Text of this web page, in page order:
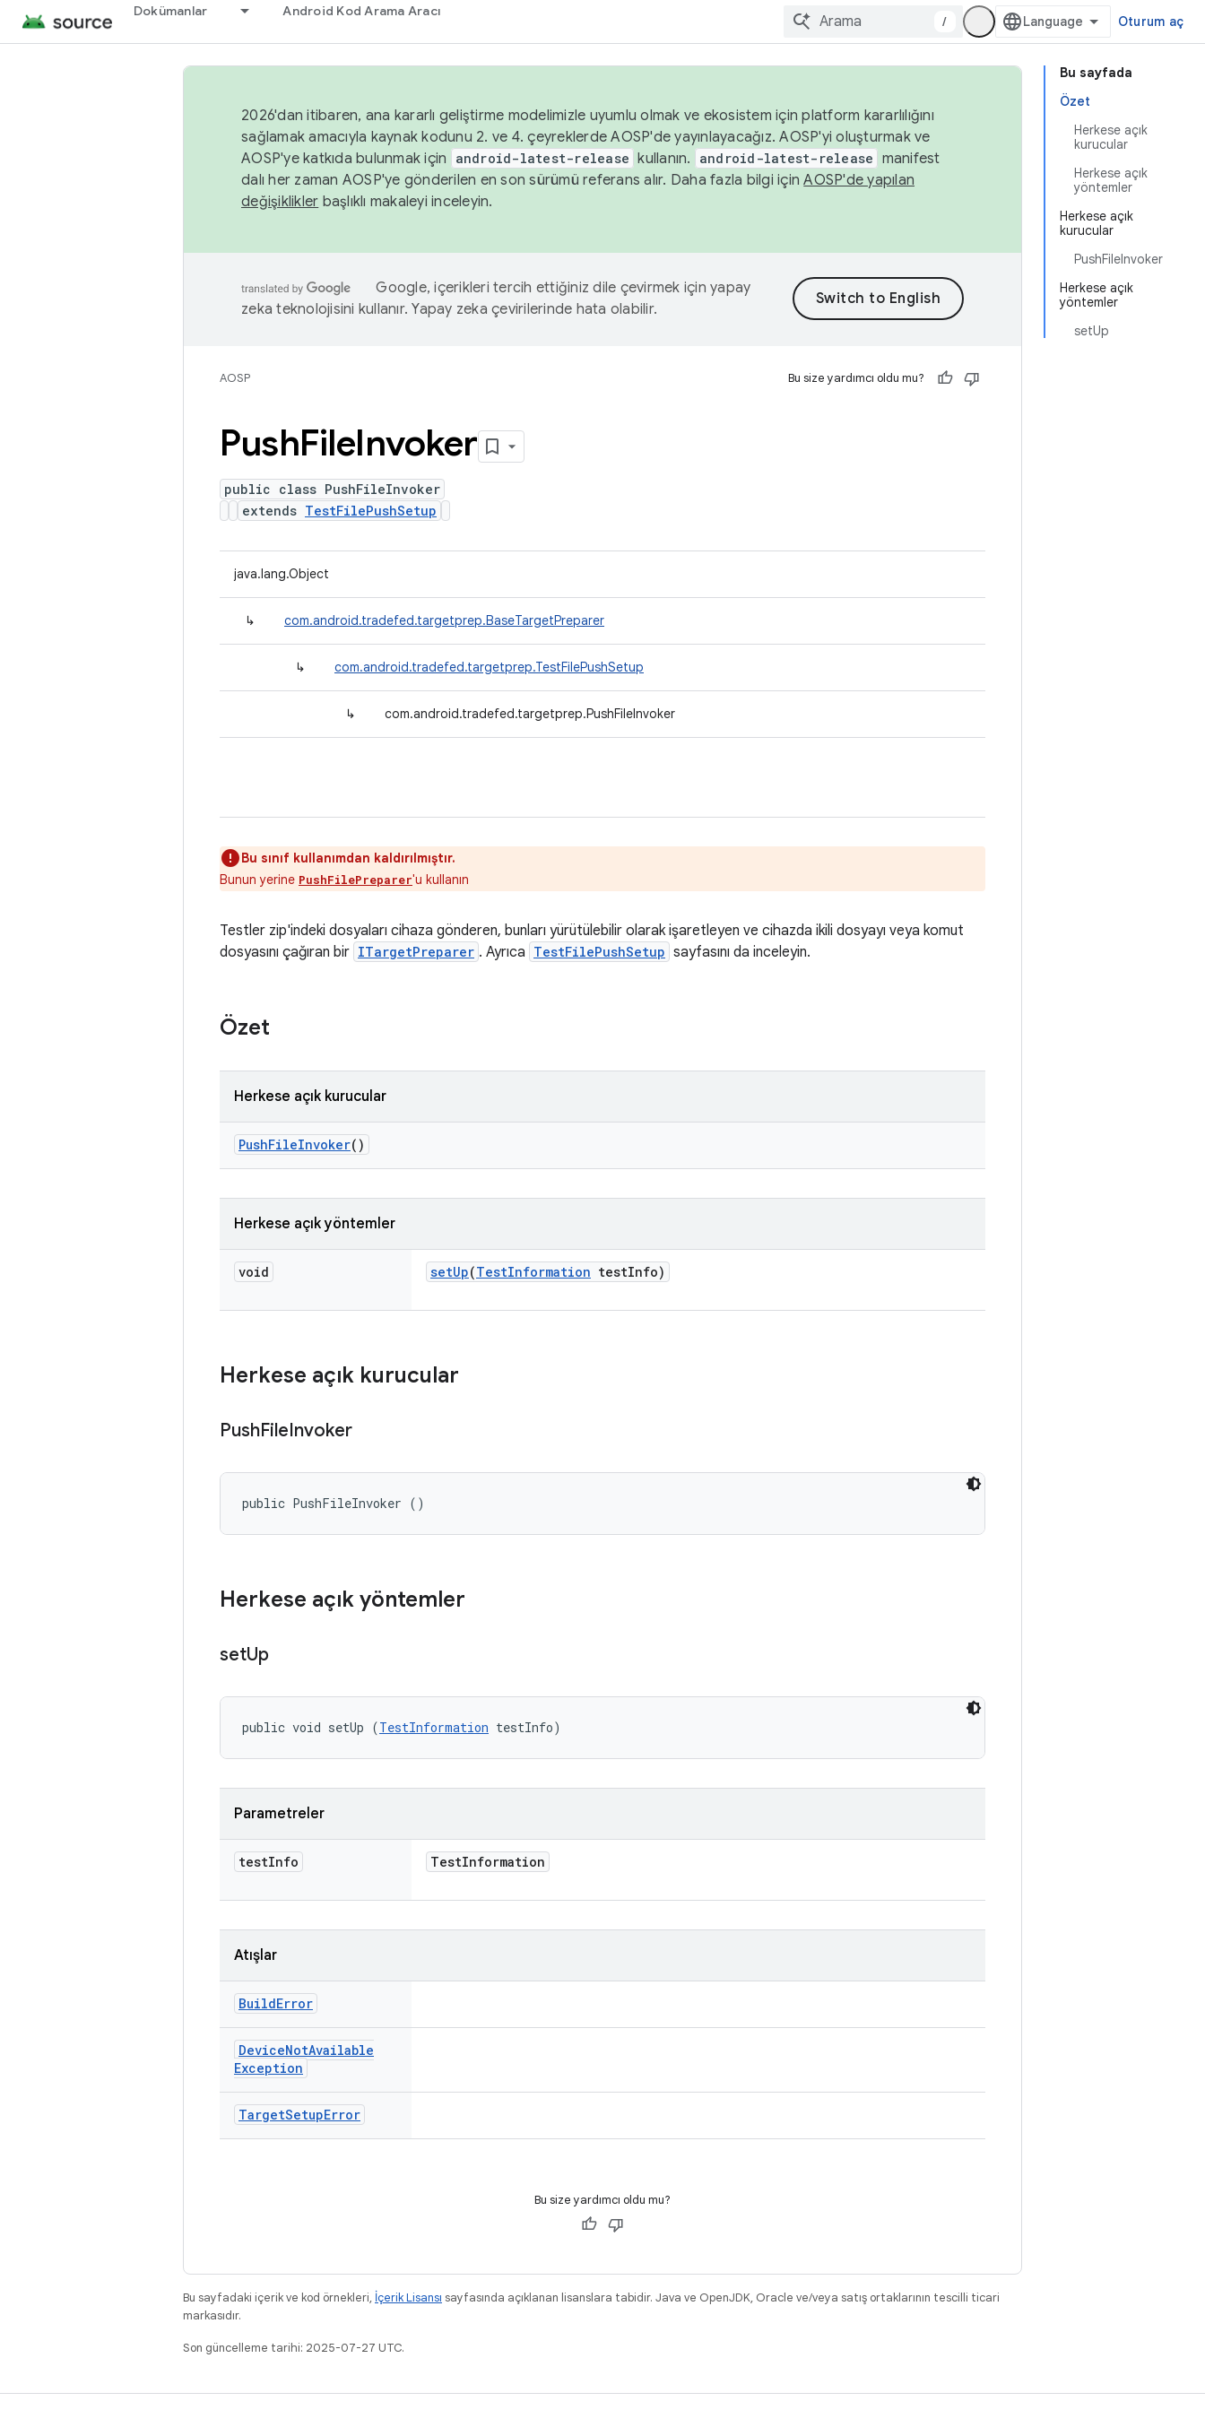
Dokümanlar Android Kod Arama Aracı
/ Oturum aç
Bu sayfada
Özet
Herkese açık
kurucular
Herkese açık
yöntemler
Herkese açık
kurucular
PushFileInvoker
Herkese açık
yöntemler
setUp
2026'dan itibaren, ana kararlı geliştirme modelimizle uyumlu olmak ve ekosistem için platform kararlılığını
sağlamak amacıyla kaynak kodunu 2. ve 4. çeyreklerde AOSP'de yayınlayacağız. AOSP'yi oluşturmak ve
AOSP'ye katkıda bulunmak için
android-latest-release kullanın. android-latest-release manifest
dalı her zaman AOSP'ye gönderilen en son sürümü referans alır. Daha fazla bilgi içinAOSP'de yapılan
değişiklikler başlıklı makaleyi inceleyin.
Google, içerikleri tercih ettiğiniz dile çevirmek için yapay
zeka teknolojisini kullanır. Yapay zeka çevirilerinde hata olabilir.
AOSP Bu size yardımcı oldu mu?
PushFileInvoker
public class PushFileInvoker
extends TestFilePushSetup
java.lang.Object
↳ com.android.tradefed.targetprep.BaseTargetPreparer
↳ com.android.tradefed.targetprep.TestFilePushSetup
↳ com.android.tradefed.targetprep.PushFileInvoker
Bu sınıf kullanımdan kaldırılmıştır.
Bunun yerine PushFilePreparer'u kullanın
Testler zip'indeki dosyaları cihaza gönderen, bunları yürütülebilir olarak işaretleyen ve cihazda ikili dosyayı veya komut
dosyasını çağıran bir ITargetPreparer . Ayrıca TestFilePushSetup sayfasını da inceleyin.
Özet
Herkese açık kurucular
PushFileInvoker()
Herkese açık yöntemler
void setUp(TestInformation testInfo)
Herkese açık kurucular
PushFileInvoker
public PushFileInvoker ()
Herkese açık yöntemler
setUp
public void setUp (TestInformation testInfo)
Parametreler
testInfo TestInformation
Atışlar
BuildError
DeviceNotAvailable
Exception
TargetSetupError
Bu size yardımcı oldu mu?
Bu sayfadaki içerik ve kod örnekleri, İçerik Lisansı sayfasında açıklanan lisanslara tabidir. Java ve OpenJDK, Oracle ve/veya satış ortaklarının tescilli ticari
markasıdır.
Son güncelleme tarihi: 2025-07-27 UTC.